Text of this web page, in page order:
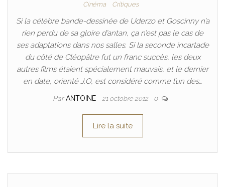
Cinéma Critiques
Si la célèbre bande-dessinée de Uderzo et Goscinny n’a
rien perdu de sa gloire d’antan, ça n’est pas le cas de
ses adaptations dans nos salles. Si la seconde incartade
du côté de Cléopâtre fut un franc succès, les deux
autres films étaient spécialement mauvais, et le dernier
en date, orienté J.O, est considéré comme l’un des…
ParANTOINE 21 octobre 2012 0
Lire la suite